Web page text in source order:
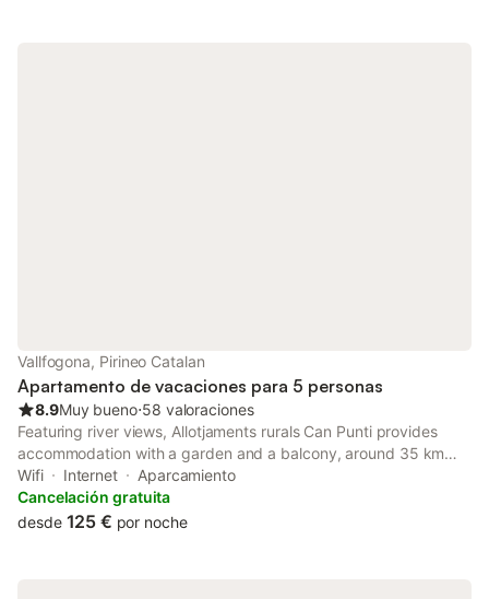
Vallfogona, Pirineo Catalan
Apartamento de vacaciones para 5 personas
8.9Muy bueno⋅58 valoraciones
Featuring river views, Allotjaments rurals Can Punti provides
accommodation with a garden and a balcony, around 35 km
from Vall de Núria Ski station. Both free WiFi and parking on-site
are available at the farm stay free of charge.
Wifi Internet
Aparcamiento
Cancelación gratuita
desde 125 € por noche